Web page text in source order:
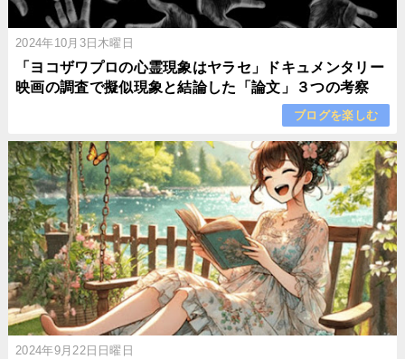
2024年10月3日木曜日
「ヨコザワプロの心霊現象はヤラセ」ドキュメンタリー
映画の調査で擬似現象と結論した「論文」３つの考察
ブログを楽しむ
2024年9月22日日曜日